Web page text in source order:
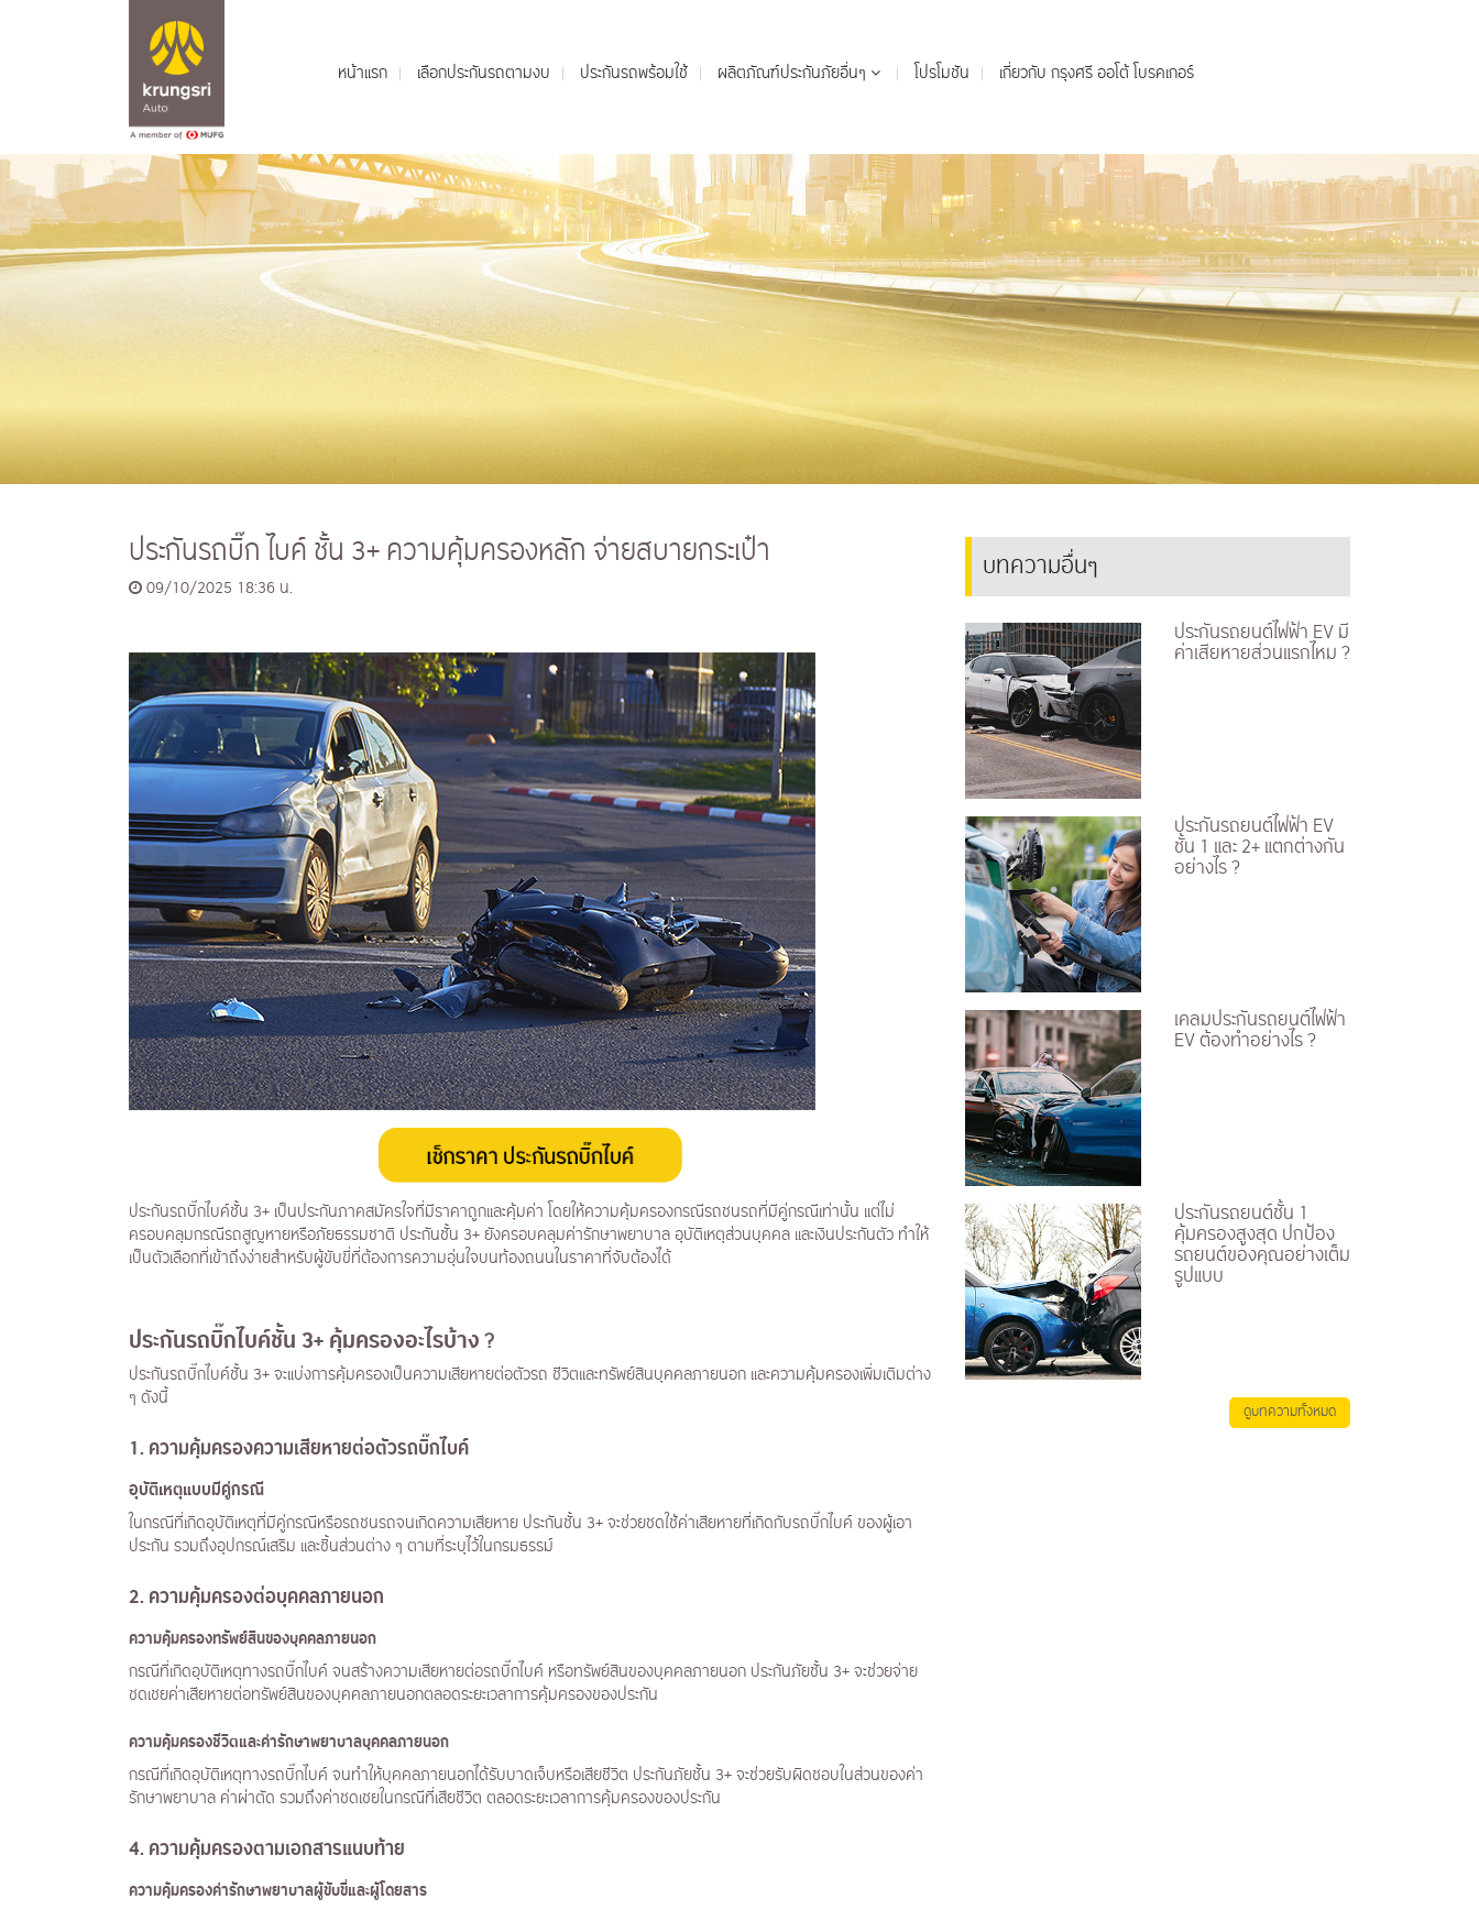
หน้าแรก เลือกประกันรถตามงบ ประกันรถพร้อมใช้ ผลิตภัณฑ์ประกันภัยอื่นๆ โปรโมชัน เกี่ยวกับ กรุงศรี ออโต้ โบรคเกอร์
ประกันรถบิ๊ก ไบค์ ชั้น 3+ ความคุ้มครองหลัก จ่ายสบายกระเป๋า
09/10/2025 18:36 น.
ประกันรถบิ๊กไบค์ชั้น 3+ เป็นประกันภาคสมัครใจที่มีราคาถูกและคุ้มค่า โดยให้ความคุ้มครองกรณีรถชนรถที่มีคู่กรณีเท่านั้น แต่ไม่
ครอบคลุมกรณีรถสูญหายหรือภัยธรรมชาติ ประกันชั้น 3+ ยังครอบคลุมค่ารักษาพยาบาล อุบัติเหตุส่วนบุคคล และเงินประกันตัว ทำให้
เป็นตัวเลือกที่เข้าถึงง่ายสำหรับผู้ขับขี่ที่ต้องการความอุ่นใจบนท้องถนนในราคาที่จับต้องได้
ประกันรถบิ๊กไบค์ชั้น 3+ คุ้มครองอะไรบ้าง?
ประกันรถบิ๊กไบค์ชั้น 3+ จะแบ่งการคุ้มครองเป็นความเสียหายต่อตัวรถ ชีวิตและทรัพย์สินบุคคลภายนอก และความคุ้มครองเพิ่มเติมต่าง
ๆ ดังนี้
1. ความคุ้มครองความเสียหายต่อตัวรถบิ๊กไบค์
อุบัติเหตุแบบมีคู่กรณี
ในกรณีที่เกิดอุบัติเหตุที่มีคู่กรณีหรือรถชนรถจนเกิดความเสียหาย ประกันชั้น 3+ จะช่วยชดใช้ค่าเสียหายที่เกิดกับรถบิ๊กไบค์ ของผู้เอา
ประกัน รวมถึงอุปกรณ์เสริม และชิ้นส่วนต่าง ๆ ตามที่ระบุไว้ในกรมธรรม์
2. ความคุ้มครองต่อบุคคลภายนอก
ความคุ้มครองทรัพย์สินของบุคคลภายนอก
กรณีที่เกิดอุบัติเหตุทางรถบิ๊กไบค์ จนสร้างความเสียหายต่อรถบิ๊กไบค์ หรือทรัพย์สินของบุคคลภายนอก ประกันภัยชั้น 3+ จะช่วยจ่าย
ชดเชยค่าเสียหายต่อทรัพย์สินของบุคคลภายนอกตลอดระยะเวลาการคุ้มครองของประกัน
ความคุ้มครองชีวิตและค่ารักษาพยาบาลบุคคลภายนอก
กรณีที่เกิดอุบัติเหตุทางรถบิ๊กไบค์ จนทำให้บุคคลภายนอกได้รับบาดเจ็บหรือเสียชีวิต ประกันภัยชั้น 3+ จะช่วยรับผิดชอบในส่วนของค่า
รักษาพยาบาล ค่าผ่าตัด รวมถึงค่าชดเชยในกรณีที่เสียชีวิต ตลอดระยะเวลาการคุ้มครองของประกัน
4. ความคุ้มครองตามเอกสารแนบท้าย
ความคุ้มครองค่ารักษาพยาบาลผู้ขับขี่และผู้โดยสาร
บทความอื่นๆ
ประกันรถยนต์ไฟฟ้า EV มี
ค่าเสียหายส่วนแรกไหม ?
ประกันรถยนต์ไฟฟ้า EV
ชั้น 1 และ 2+ แตกต่างกัน
อย่างไร ?
เคลมประกันรถยนต์ไฟฟ้า
EV ต้องทำอย่างไร ?
ประกันรถยนต์ชั้น 1
คุ้มครองสูงสุด ปกป้อง
รถยนต์ของคุณอย่างเต็ม
รูปแบบ
ดูบทความทั้งหมด